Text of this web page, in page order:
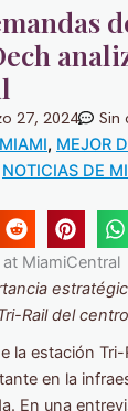
27, 2024 Sin
, MEJOR
NOTICIAS DE
Rail del
la estación
en la
En una